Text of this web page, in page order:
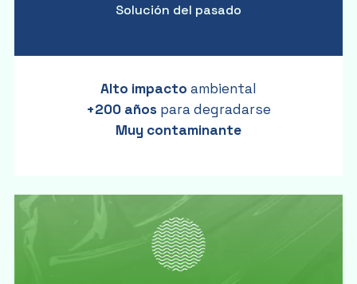
Solución del pasado
Alto impacto ambiental
+200 años para degradarse
Muy contaminante